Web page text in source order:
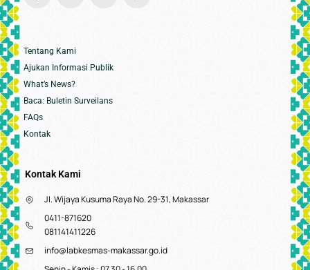
Tentang Kami
Ajukan Informasi Publik
What’s News?
Baca: Buletin Surveilans
FAQs
Kontak
Kontak Kami
Jl. Wijaya Kusuma Raya No. 29-31, Makassar
0411-871620
081141411226
info@labkesmas-makassar.go.id